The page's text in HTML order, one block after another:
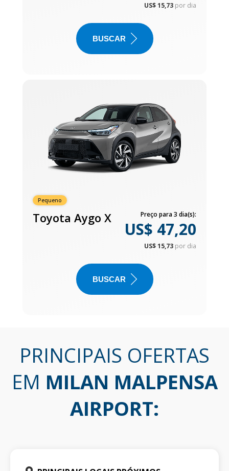
US$ 15,73 por dia
BUSCAR
Pequeno
Toyota Aygo X Preço para 3 dia(s):
US$ 47,20
US$ 15,73 por dia
BUSCAR
PRINCIPAIS OFERTAS
EM MILAN MALPENSA
AIRPORT: